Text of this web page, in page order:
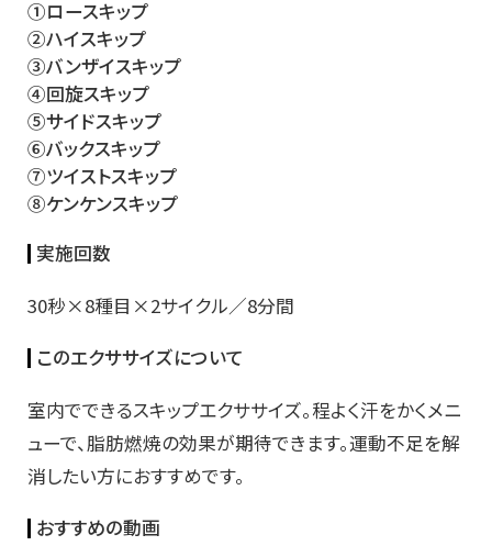
①ロースキップ
②ハイスキップ
③バンザイスキップ
④回旋スキップ
⑤サイドスキップ
⑥バックスキップ
⑦ツイストスキップ
⑧ケンケンスキップ
実施回数
30秒×8種目×2サイクル／8分間
このエクササイズについて
室内でできるスキップエクササイズ。程よく汗をかくメニ
ューで、脂肪燃焼の効果が期待できます。運動不足を解
消したい方におすすめです。
おすすめの動画